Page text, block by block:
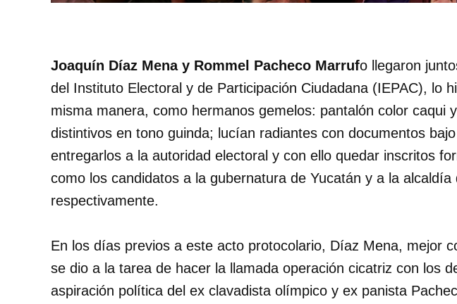
Joaquín Díaz Mena y Rommel Pacheco Marrufo llegaron
del Instituto Electoral y de Participación Ciudadana (IEPAC), lo
misma manera, como hermanos gemelos: pantalón color caqui
distintivos en tono guinda; lucían radiantes con documentos
entregarlos a la autoridad electoral y con ello quedar inscritos
como los candidatos a la gubernatura de Yucatán y a la alcaldía
respectivamente.
En los días previos a este acto protocolario, Díaz Mena, mejor
se dio a la tarea de hacer la llamada operación cicatriz con los
aspiración política del ex clavadista olímpico y ex panista